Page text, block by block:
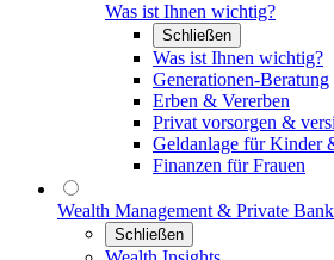
Was ist Ihnen wichtig?
Schließen
Was ist Ihnen wichtig?
Generationen-Beratung
Erben & Vererben
Privat vorsorgen &
Geldanlage für Kinder
Finanzen für Frauen
Wealth Management & Private
Schließen